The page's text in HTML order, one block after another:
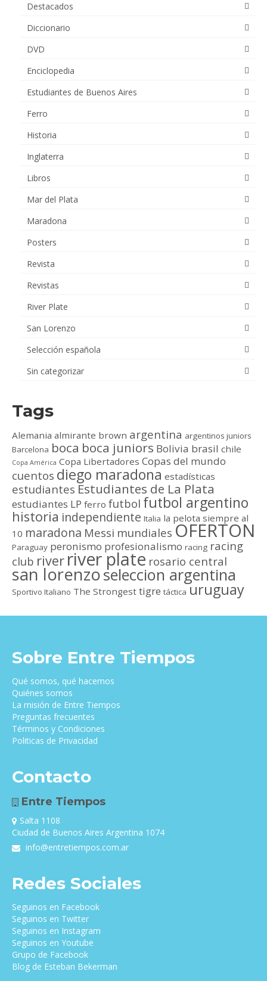
Destacados
Diccionario
DVD
Enciclopedia
Estudiantes de Buenos Aires
Ferro
Historia
Inglaterra
Libros
Mar del Plata
Maradona
Posters
Revista
Revistas
River Plate
San Lorenzo
Selección española
Sin categorizar
Tags
Alemania almirante brown argentina argentinos juniors
Barcelona boca boca juniors Bolivia brasil chile
Copa América Copa Libertadores Copas del mundo
cuentos diego maradona estadísticas
estudiantes Estudiantes de La Plata
estudiantes LP ferro futbol futbol argentino
historia independiente Italia la pelota siempre al
10 maradona Messi mundiales OFERTON
Paraguay peronismo profesionalismo racing racing
club river river plate rosario central
san lorenzoseleccion argentina
Sportivo Italiano The Strongest tigre táctica uruguay
Sobre Entre Tiempos
Qué somos, qué hacemos
Quiénes somos
La misión de Entre Tiempos
Preguntas frecuentes
Términos y Condiciones
Politicas de Privacidad
Contacto
Entre Tiempos
Salta 1108
Ciudad de Buenos Aires Argentina 1074
info@entretiempos.com.ar
Redes Sociales
Seguinos en Facebook
Seguinos en Twitter
Seguinos en Instagram
Seguinos en Youtube
Grupo de Facebook
Blog de Esteban Bekerman